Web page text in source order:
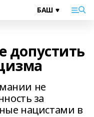
допустить
не
за
нацистами в